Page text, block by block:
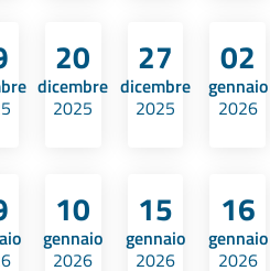
20
dicembre
2025
27
dicembre
2025
02
gennaio
2026
10
gennaio
2026
15
gennaio
2026
16
gennaio
2026